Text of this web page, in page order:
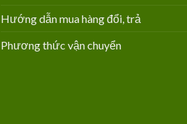
Hướng dẫn mua hàng đổi, trả
Phương thức vận chuyển